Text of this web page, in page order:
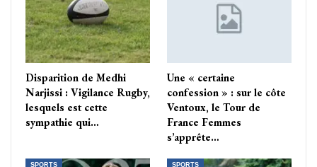
Disparition de Medhi
Narjissi : Vigilance Rugby,
lesquels est cette
sympathie qui…
Une « certaine
confession » : sur le côte
Ventoux, le Tour de
France Femmes
s’apprête…
SPORTS SPORTS